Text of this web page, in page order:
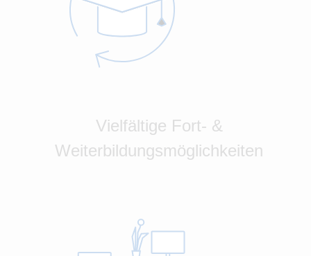
Vielfältige Fort- &
Weiterbildungsmöglichkeiten